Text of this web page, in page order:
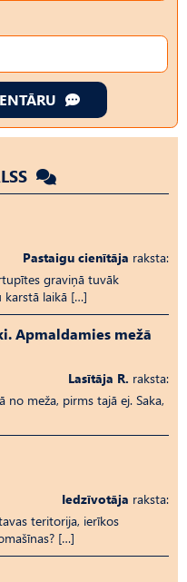
Pastaigu cienītāja raksta:
graviņā tuvāk
karstā laikā […]
Apmaldamies mežā
Lasītāja R. raksta:
no meža, pirms tajā ej. Saka,
Iedzīvotāja raksta:
teritorija, ierīkos
[…]